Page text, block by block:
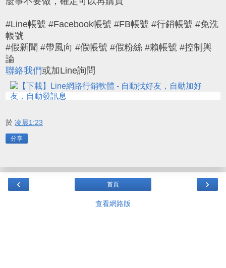
#Line帳號 #Facebook帳號 #FB帳號 #行銷帳號 #免洗
帳號
#假新聞 #帶風向 #假帳號 #假粉絲 #賴帳號 #控制輿
論
聯絡我們或加Line詢問
於 凌晨1:23
分享
‹ ›
首頁
查看網路版